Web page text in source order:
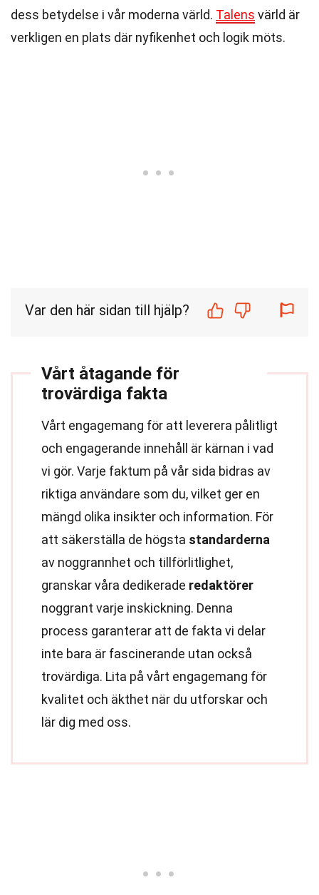
dess betydelse i vår moderna värld. Talens värld är
verkligen en plats där nyfikenhet och logik möts.
Var den här sidan till hjälp?
Vårt åtagande för
trovärdiga fakta
Vårt engagemang för att leverera pålitligt
och engagerande innehåll är kärnan i vad
vi gör. Varje faktum på vår sida bidras av
riktiga användare som du, vilket ger en
mängd olika insikter och information. För
att säkerställa de högsta standarderna
av noggrannhet och tillförlitlighet,
granskar våra dedikerade redaktörer
noggrant varje inskickning. Denna
process garanterar att de fakta vi delar
inte bara är fascinerande utan också
trovärdiga. Lita på vårt engagemang för
kvalitet och äkthet när du utforskar och
lär dig med oss.